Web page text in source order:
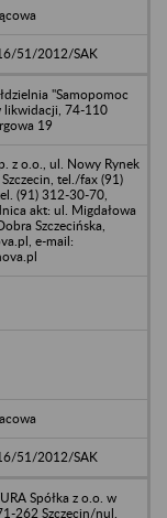
51/2012/SAK
"Samopomoc
likwidacji, 74-110
19
z o.o., ul. Nowy Rynek
tel./fax (91)
(91) 312-30-70,
akt: ul. Migdałowa
Szczecińska,
e-mail:
51/2012/SAK
Spółka z o.o. w
262 Szczecin/nul.